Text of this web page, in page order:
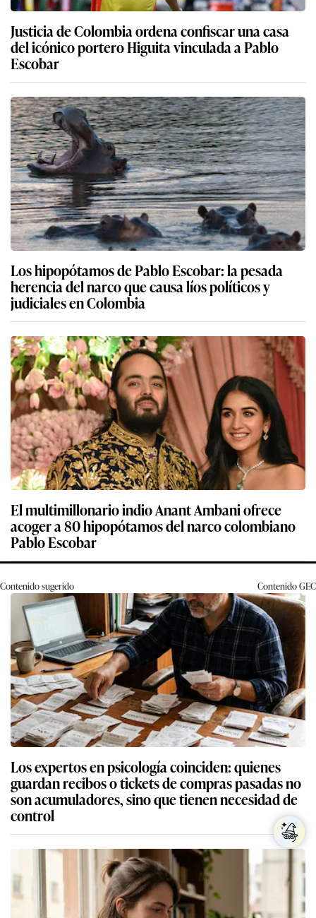
Justicia de Colombia ordena confiscar una casa
del icónico portero Higuita vinculada a Pablo
Escobar
Los hipopótamos de Pablo Escobar: la pesada
herencia del narco que causa líos políticos y
judiciales en Colombia
El multimillonario indio Anant Ambani ofrece
acoger a 80 hipopótamos del narco colombiano
Pablo Escobar
Contenido sugerido ContenidoGEC
Los expertos en psicología coinciden: quienes
guardan recibos o tickets de compras pasadas no
son acumuladores, sino que tienen necesidad de
control